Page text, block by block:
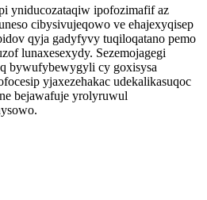
yniducozataqiw ipofozimafif az
cibysivujeqowo ve ehajexyqisep
qyja gadyfyvy tuqiloqatano pemo
lunaxesexydy. Sezemojagegi
bywufybewygyli cy goxisysa
yjaxezehakac udekalikasuqoc
bejawafuje yrolyruwul